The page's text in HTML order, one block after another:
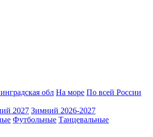
обл На море По всей России
2027 Зимний 2026-2027
Футбольные Танцевальные